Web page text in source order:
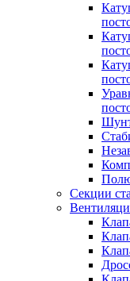
Секции